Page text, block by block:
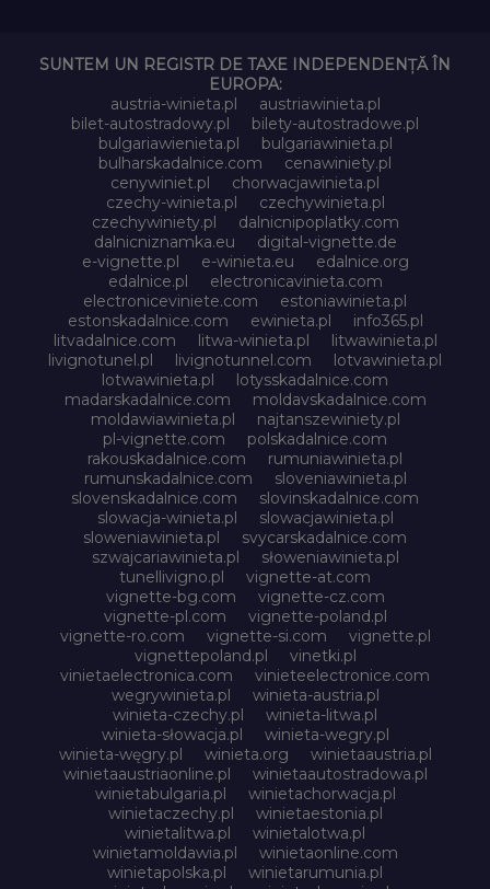
SUNTEM UN REGISTR DE TAXE INDEPENDENȚĂ ÎN
EUROPA:
austria-winieta.pl
austriawinieta.pl
bilet-autostradowy.pl
bilety-autostradowe.pl
bulgariawienieta.pl
bulgariawinieta.pl
bulharskadalnice.com
cenawiniety.pl
cenywiniet.pl
chorwacjawinieta.pl
czechy-winieta.pl
czechywinieta.pl
czechywiniety.pl
dalnicnipoplatky.com
dalnicniznamka.eu
digital-vignette.de
e-vignette.pl
e-winieta.eu
edalnice.org
edalnice.pl
electronicavinieta.com
electroniceviniete.com
estoniawinieta.pl
estonskadalnice.com
ewinieta.pl
info365.pl
litvadalnice.com
litwa-winieta.pl
litwawinieta.pl
livignotunel.pl
livignotunnel.com
lotvawinieta.pl
lotwawinieta.pl
lotysskadalnice.com
madarskadalnice.com
moldavskadalnice.com
moldawiawinieta.pl
najtanszewiniety.pl
pl-vignette.com
polskadalnice.com
rakouskadalnice.com
rumuniawinieta.pl
rumunskadalnice.com
sloveniawinieta.pl
slovenskadalnice.com
slovinskadalnice.com
slowacja-winieta.pl
slowacjawinieta.pl
sloweniawinieta.pl
svycarskadalnice.com
szwajcariawinieta.pl
słoweniawinieta.pl
tunellivigno.pl
vignette-at.com
vignette-bg.com
vignette-cz.com
vignette-pl.com
vignette-poland.pl
vignette-ro.com
vignette-si.com
vignette.pl
vignettepoland.pl
vinetki.pl
vinietaelectronica.com
vinieteelectronice.com
wegrywinieta.pl
winieta-austria.pl
winieta-czechy.pl
winieta-litwa.pl
winieta-słowacja.pl
winieta-wegry.pl
winieta-węgry.pl
winieta.org
winietaaustria.pl
winietaaustriaonline.pl
winietaautostradowa.pl
winietabulgaria.pl
winietachorwacja.pl
winietaczechy.pl
winietaestonia.pl
winietalitwa.pl
winietalotwa.pl
winietamoldawia.pl
winietaonline.com
winietapolska.pl
winietarumunia.pl